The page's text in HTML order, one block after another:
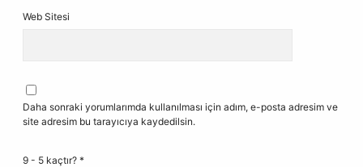
Web Sitesi
Daha sonraki yorumlarımda kullanılması için adım, e-posta adresim ve
site adresim bu tarayıcıya kaydedilsin.
9 - 5 kaçtır? *